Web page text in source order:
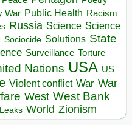
War Public Health Racism
Russia Science Science
Sociocide Solutions State
Surveillance Torture
Nations USA US
Violent conflict War War
West West Bank
World Zionism